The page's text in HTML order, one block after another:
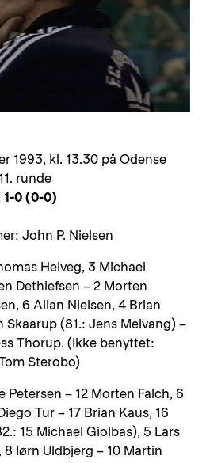
1993, kl. 13.30 på Odense
runde
1-0 (0-0)
John P. Nielsen
Helveg, 3 Michael
Dethlefsen – 2 Morten
6 Allan Nielsen, 4 Brian
Skaarup (81.: Jens Melvang) –
Thorup. (Ikke benyttet:
Sterobo)
Petersen – 12 Morten Falch, 6
Tur – 17 Brian Kaus, 16
15 Michael Giolbas), 5 Lars
8 Iørn Uldbjerg – 10 Martin